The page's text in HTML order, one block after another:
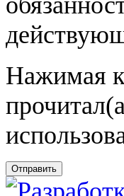
Нажимая
Отправить